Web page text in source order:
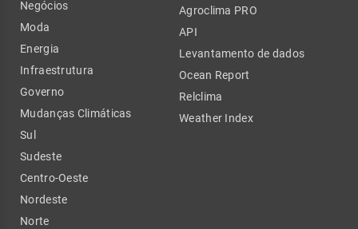
Negócios
Moda
Energia
Infraestrutura
Governo
Mudanças Climáticas
Sul
Sudeste
Centro-Oeste
Nordeste
Norte
Agroclima PRO
API
Levantamento de dados
Ocean Report
Relclima
Weather Index